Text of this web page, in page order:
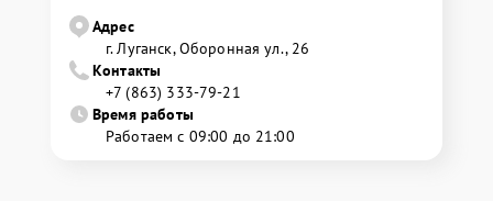
Адрес
г. Луганск, Оборонная ул., 26
Контакты
+7 (863) 333-79-21
Время работы
Работаем с 09:00 до 21:00